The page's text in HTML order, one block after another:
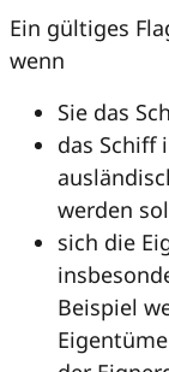
Ein gültiges
wenn
Sie das
das Schiff
werden
sich die
Beispiel